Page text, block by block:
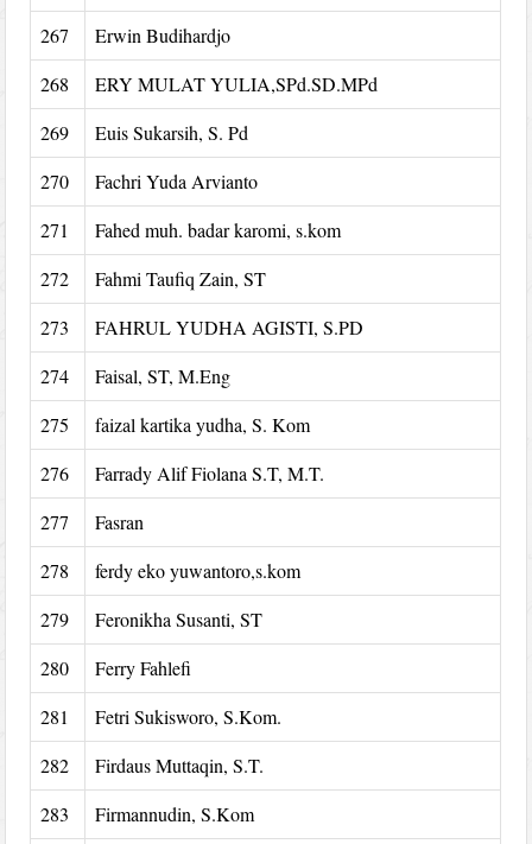
267
Erwin Budihardjo
268
ERY MULAT YULIA,SPd.SD.MPd
269
Euis Sukarsih, S. Pd
270
Fachri Yuda Arvianto
271
Fahed muh. badar karomi, s.kom
272
Fahmi Taufiq Zain, ST
273
FAHRUL YUDHA AGISTI, S.PD
274
Faisal, ST, M.Eng
275
faizal kartika yudha, S. Kom
276
Farrady Alif Fiolana S.T, M.T.
277
Fasran
278
ferdy eko yuwantoro,s.kom
279
Feronikha Susanti, ST
280
Ferry Fahlefi
281
Fetri Sukisworo, S.Kom.
282
Firdaus Muttaqin, S.T.
283
Firmannudin, S.Kom